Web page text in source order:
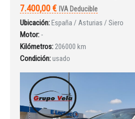
INICIAR SESIÓN
¿Ha olvidado la contraseña?
7.400,00 € IVA Deducible
Ubicación:España / Asturias / Siero
Motor: -
Kilómetros:206000 km
Condición:usado